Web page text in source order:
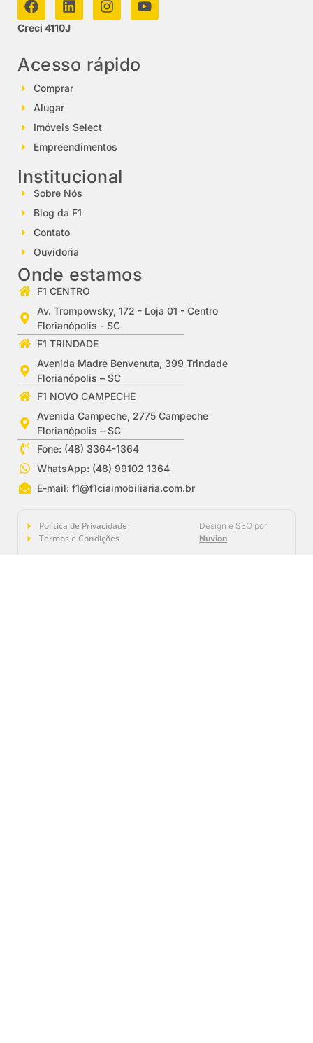
Creci 4110J
Acesso rápido
Comprar
Alugar
Imóveis Select
Empreendimentos
Institucional
Sobre Nós
Blog da F1
Contato
Ouvidoria
Onde estamos
F1 CENTRO
Av. Trompowsky, 172 - Loja 01 - Centro
Florianópolis - SC
F1 TRINDADE
Avenida Madre Benvenuta, 399 Trindade
Florianópolis – SC
F1 NOVO CAMPECHE
Avenida Campeche, 2775 Campeche
Florianópolis – SC
Fone: (48) 3364-1364
WhatsApp: (48) 99102 1364
E-mail:f1@f1ciaimobiliaria.com.br
Política de Privacidade
Termos e Condições
Design e SEO por
Nuvion